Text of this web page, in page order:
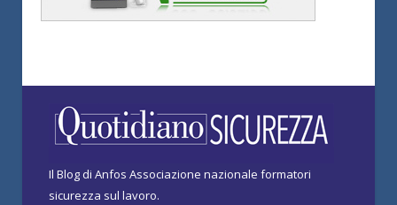
Il Blog di Anfos Associazione nazionale formatori
sicurezza sul lavoro.